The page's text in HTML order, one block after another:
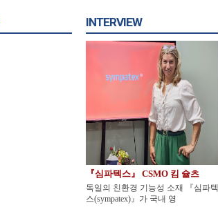
INTERVIEW
『심파텍스』 CSMO 킴 슐츠
독일의 친환경 기능성 소재 『심파텍
스(sympatex)』가 국내 영